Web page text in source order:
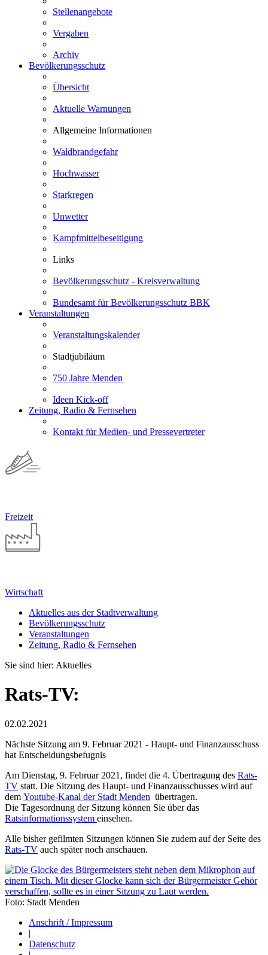
Stellenangebote
Vergaben
Archiv
Bevölkerungsschutz
Übersicht
Aktuelle Warnungen
Allgemeine Informationen
Waldbrandgefahr
Hochwasser
Starkregen
Unwetter
Kampfmittelbeseitigung
Links
Bevölkerungsschutz - Kreisverwaltung
Bundesamt für Bevölkerungsschutz BBK
Veranstaltungen
Veranstaltungskalender
Stadtjubiläum
750 Jahre Menden
Ideen Kick-off
Zeitung, Radio & Fernsehen
Kontakt für Medien- und Pressevertreter
Freizeit
Wirtschaft
Aktuelles aus der Stadtverwaltung
Bevölkerungsschutz
Veranstaltungen
Zeitung, Radio & Fernsehen
Sie sind hier: Aktuelles
Rats-TV:
02.02.2021
Nächste Sitzung am 9. Februar 2021 - Haupt- und Finanzausschuss
hat Entscheidungsbefugnis
Am Dienstag, 9. Februar 2021, findet die 4. Übertragung des Rats-
TV statt. Die Sitzung des Haupt- und Finanzausschusses wird auf
dem Youtube-Kanal der Stadt Menden übertragen.
Die Tagesordnung der Sitzung können Sie über das
Ratsinformationssystem einsehen.
Alle bisher gefilmten Sitzungen können Sie zudem auf der Seite des
Rats-TV auch später noch anschauen.
Foto: Stadt Menden
Anschrift / Impressum
|
Datenschutz